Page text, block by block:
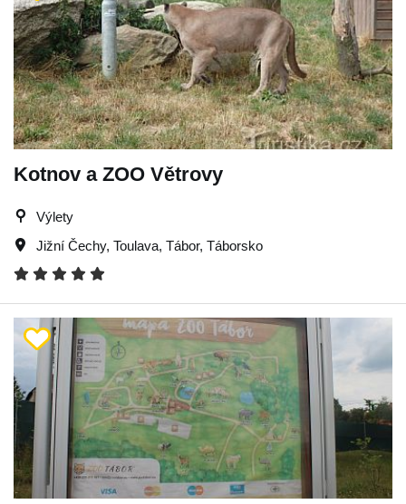
Kotnov a ZOO Větrovy
Výlety
Jižní Čechy, Toulava, Tábor, Táborsko